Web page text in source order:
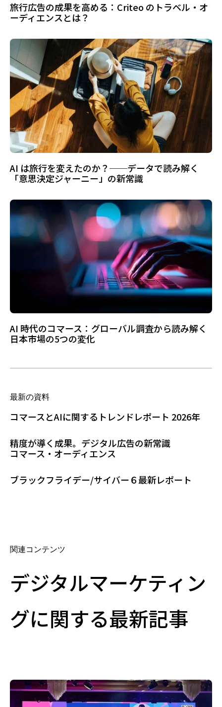
旅行広告の成果を高める：Criteo のトラベル・オ
ーディエンスとは？
AI は旅行を変えたのか？──データで読み解く
「意思決定ジャーニー」の新常識
AI 時代のコマース：グローバル調査から読み解く
日本市場の5つの変化
最新の資料
コマースとAIに関するトレンドレポート 2026年
精度が導く成果。デジタル広告の新常識
コマース・オーディエンス
ブラックフライデー/サイバー６最新レポート
関連コンテンツ
デジタルマーケティン
グに関する最新記事